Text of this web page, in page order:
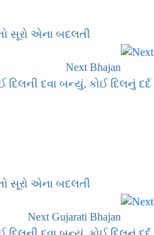
સૂરો એના બદલતી
Next Bhajan
દવા બન્યું, કોઈ દિલનું દર્દ
સૂરો એના બદલતી
Next Gujarati Bhajan